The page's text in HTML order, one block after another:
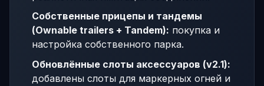
Собственные прицепы и тандемы
(Ownable trailers + Tandem): покупка и
настройка собственного парка.
Обновлённые слоты аксессуаров (v2.1):
добавлены слоты для маркерных огней и